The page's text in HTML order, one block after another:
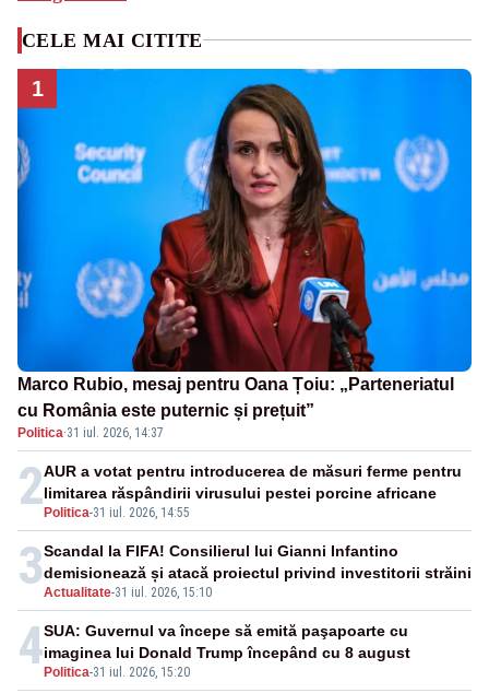
CELE MAI CITITE
1
Marco Rubio, mesaj pentru Oana Țoiu: „Parteneriatul
cu România este puternic și prețuit”
Politica·31 iul. 2026, 14:37
2 Politica-31 iul. 2026, 14:55
AUR a votat pentru introducerea de măsuri ferme pentru
limitarea răspândirii virusului pestei porcine africane
3Actualitate-31 iul. 2026, 15:10
Scandal la FIFA! Consilierul lui Gianni Infantino
demisionează și atacă proiectul privind investitorii străini
4 Politica-31 iul. 2026, 15:20
SUA: Guvernul va începe să emită paşapoarte cu
imaginea lui Donald Trump începând cu 8 august